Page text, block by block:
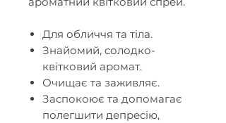
Для обличчя та тіла.
Знайомий, солодко-
квітковий аромат.
Очищає та заживляє.
Заспокоює та допомагає
полегшити депресію,